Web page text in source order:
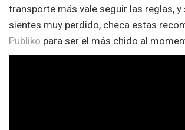
transporte más vale seguir las reglas, y
sientes muy perdido, checa estas
Publiko para ser el más chido al